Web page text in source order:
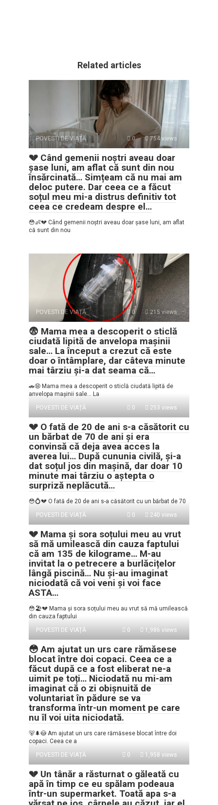
Related articles
POVESTI DE VIAȚĂ 0 754 views
💔 Când gemenii noștri aveau doar
șase luni, am aflat că sunt din nou
însărcinată… Simțeam că nu mai am
deloc putere. Dar ceea ce a făcut
soțul meu mi-a distrus definitiv tot
ceea ce credeam despre el…
😳👶💔 Când gemenii noștri aveau doar șase luni, am aflat
că sunt din nou
POVESTI DE VIAȚĂ 0 215 views
😨 Mama mea a descoperit o sticlă
ciudată lipită de anvelopa mașinii
sale… La început a crezut că este
doar o întâmplare, dar câteva minute
mai târziu și-a dat seama că…
🚗😨 Mama mea a descoperit o sticlă ciudată lipită de
anvelopa mașinii sale… La
POVESTI DE VIAȚĂ
0 253 views
💔 O fată de 20 de ani s-a căsătorit cu
un bărbat de 70 de ani și era
convinsă că deja avea acces la
averea lui… După cununia civilă, și-a
dat soțul jos din mașină, dar doar 10
minute mai târziu o aștepta o
surpriză neplăcută…
😳💍💔 O fată de 20 de ani s-a căsătorit cu un bărbat de 70
POVESTI DE VIAȚĂ
0 240 views
💔 Mama și sora soțului meu au vrut
să mă umilească din cauza faptului
că am 135 de kilograme… M-au
invitat la o petrecere a burlăcițelor
lângă piscină… Nu și-au imaginat
niciodată că voi veni și voi face
ASTA…
😳🏖️💔 Mama și sora soțului meu au vrut să mă umilească
din cauza faptului
POVESTI DE VIAȚĂ
0 1,986 views
😳 Am ajutat un urs care rămăsese
blocat între doi copaci. Ceea ce a
făcut după ce a fost eliberat ne-a
uimit pe toți… Niciodată nu mi-am
imaginat că o zi obișnuită de
voluntariat în pădure se va
transforma într-un moment pe care
nu îl voi uita niciodată.
🐻🌲😳 Am ajutat un urs care rămăsese blocat între doi
copaci. Ceea ce a
POVESTI DE VIAȚĂ
0 1,958 views
💔 Un tânăr a răsturnat o găleată cu
apă în timp ce eu spălam podeaua
într-un supermarket. Toată apa s-a